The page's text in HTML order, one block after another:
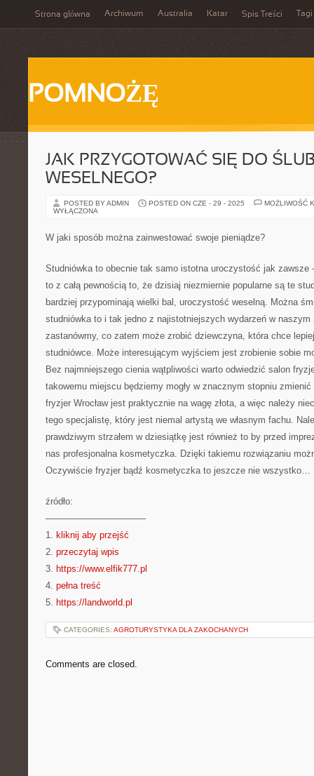
Strona główna Archiwum Australia Katar Spis Treści Tagi
POMNOŻĘ
JAK PRZYGOTOWAĆ SIĘ DO
WESELNEGO?
POSTED BY ADMIN POSTED ON CZE - 29 - 2025
MOŻLIWOŚĆ
WYŁĄCZONA
W jaki sposób można zainwestować swoje pieniądze?
Studniówka to obecnie tak samo istotna uroczystość jak zawsze
to z całą pewnością to, że dzisiaj niezmiernie popularne są te
bardziej przypominają wielki bal, uroczystość weselną. Można
studniówka to i tak jedno z najistotniejszych wydarzeń w
zastanówmy, co zatem może zrobić dziewczyna, która chce
studniówce. Może interesującym wyjściem jest zrobienie sobie
Bez najmniejszego cienia wątpliwości warto odwiedzić salon
takowemu miejscu będziemy mogły w znacznym stopniu zmienić
fryzjer Wrocław jest praktycznie na wagę złota, a więc należy
tego specjalistę, który jest niemal artystą we własnym fachu.
prawdziwym strzałem w dziesiątkę jest również to by przed
nas profesjonalna kosmetyczka. Dzięki takiemu rozwiązaniu
Oczywiście fryzjer bądź kosmetyczka to jeszcze nie wszystko…
źródło:
———————————
1. kliknij aby przejść
2. przeczytaj wpis
3. https://www.elfik777.pl
4. pełna treść
5. https://landworld.pl
CATEGORIES: AGROTURYSTYKA DLA ZAKOCHANYCH
Comments are closed.